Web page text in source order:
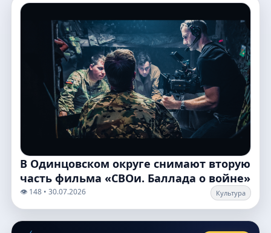
В Одинцовском округе снимают вторую
часть фильма «СВОи. Баллада о войне»
👁️ 148 • 30.07.2026 Культура